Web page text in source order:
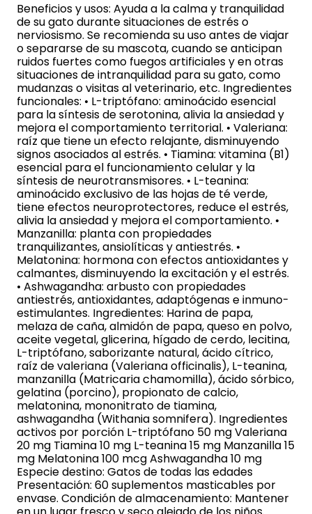
Beneficios y usos: Ayuda a la calma y tranquilidad
de su gato durante situaciones de estrés o
nerviosismo. Se recomienda su uso antes de viajar
o separarse de su mascota, cuando se anticipan
ruidos fuertes como fuegos artificiales y en otras
situaciones de intranquilidad para su gato, como
mudanzas o visitas al veterinario, etc. Ingredientes
funcionales: • L-triptófano: aminoácido esencial
para la síntesis de serotonina, alivia la ansiedad y
mejora el comportamiento territorial. • Valeriana:
raíz que tiene un efecto relajante, disminuyendo
signos asociados al estrés. • Tiamina: vitamina (B1)
esencial para el funcionamiento celular y la
síntesis de neurotransmisores. • L-teanina:
aminoácido exclusivo de las hojas de té verde,
tiene efectos neuroprotectores, reduce el estrés,
alivia la ansiedad y mejora el comportamiento. •
Manzanilla: planta con propiedades
tranquilizantes, ansiolíticas y antiestrés. •
Melatonina: hormona con efectos antioxidantes y
calmantes, disminuyendo la excitación y el estrés.
• Ashwagandha: arbusto con propiedades
antiestrés, antioxidantes, adaptógenas e inmuno-
estimulantes. Ingredientes: Harina de papa,
melaza de caña, almidón de papa, queso en polvo,
aceite vegetal, glicerina, hígado de cerdo, lecitina,
L-triptófano, saborizante natural, ácido cítrico,
raíz de valeriana (Valeriana officinalis), L-teanina,
manzanilla (Matricaria chamomilla), ácido sórbico,
gelatina (porcino), propionato de calcio,
melatonina, mononitrato de tiamina,
ashwagandha (Withania somnifera). Ingredientes
activos por porción L-triptófano 50 mg Valeriana
20 mg Tiamina 10 mg L-teanina 15 mg Manzanilla 15
mg Melatonina 100 mcg Ashwagandha 10 mg
Especie destino: Gatos de todas las edades
Presentación: 60 suplementos masticables por
envase. Condición de almacenamiento: Mantener